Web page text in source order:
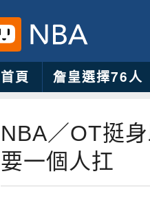
首頁 詹皇選擇76人
NBA／OT挺
要一個人扛